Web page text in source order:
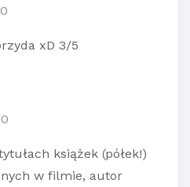
xD 3/5
książek (półek!)
w filmie, autor